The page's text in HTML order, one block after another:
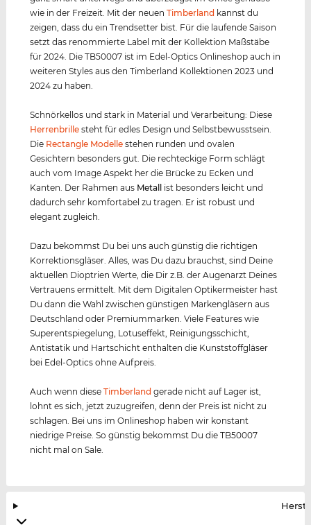
wie in der Freizeit. Mit der neuenTimberland kannst du
zeigen, dass du ein Trendsetter bist. Für die laufende Saison
setzt das renommierte Label mit der Kollektion Maßstäbe
für 2024. Die TB50007 ist im Edel-Optics Onlineshop auch in
weiteren Styles aus den Timberland Kollektionen 2023 und
2024 zu haben.
Schnörkellos und stark in Material und Verarbeitung: Diese
Herrenbrille steht für edles Design und Selbstbewusstsein.
Die Rectangle Modelle stehen runden und ovalen
Gesichtern besonders gut. Die rechteckige Form schlägt
auch vom Image Aspekt her die Brücke zu Ecken und
Kanten. Der Rahmen aus Metall
ist besonders leicht und
dadurch sehr komfortabel zu tragen. Er ist robust und
elegant zugleich.
Dazu bekommst Du bei uns auch günstig die richtigen
Korrektionsgläser. Alles, was Du dazu brauchst, sind Deine
aktuellen Dioptrien Werte, die Dir z.B. der Augenarzt Deines
Vertrauens ermittelt. Mit dem Digitalen Optikermeister hast
Du dann die Wahl zwischen günstigen Markengläsern aus
Deutschland oder Premiummarken. Viele Features wie
Superentspiegelung, Lotuseffekt, Reinigungsschicht,
Antistatik und Hartschicht enthalten die Kunststoffgläser
bei Edel-Optics ohne Aufpreis.
Auch wenn dieseTimberland gerade nicht auf Lager ist,
lohnt es sich, jetzt zuzugreifen, denn der Preis ist nicht zu
schlagen. Bei uns im Onlineshop haben wir konstant
niedrige Preise. So günstig bekommst Du die TB50007
nicht mal on Sale.